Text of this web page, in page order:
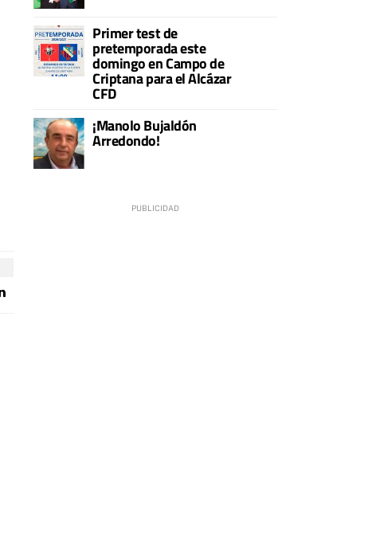
Primer test de
pretemporada este
domingo en Campo de
Criptana para el Alcázar
CFD
¡Manolo Bujaldón
Arredondo!